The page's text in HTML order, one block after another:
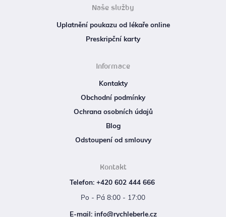
Naše služby
Uplatnění poukazu od lékaře online
Preskripční karty
Informace
Kontakty
Obchodní podmínky
Ochrana osobních údajů
Blog
Odstoupení od smlouvy
Kontakt
Telefon: +420 602 444 666
Po - Pá 8:00 - 17:00
E‑mail: info@rychleberle.cz